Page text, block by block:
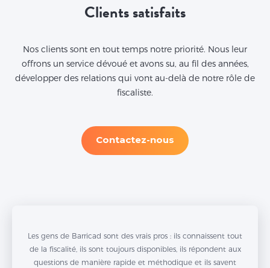
Clients satisfaits
Nos clients sont en tout temps notre priorité. Nous leur
offrons un service dévoué et avons su, au fil des années,
développer des relations qui vont au-delà de notre rôle de
fiscaliste.
Contactez-nous
Les gens de Barricad sont des vrais pros : ils connaissent tout
de la fiscalité, ils sont toujours disponibles, ils répondent aux
questions de manière rapide et méthodique et ils savent